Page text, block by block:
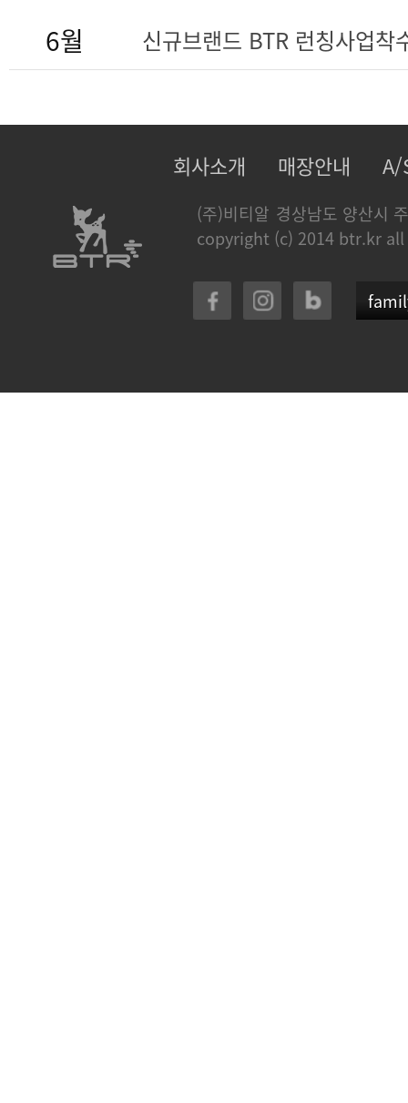
6월 신규브랜드 BTR 런칭사업착
회사소개 매장안내 A/
(주)비티알 경상남도 양산시
copyright (c) 2014 btr.kr